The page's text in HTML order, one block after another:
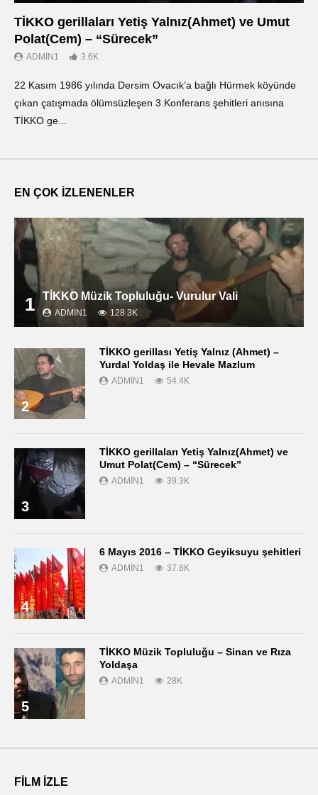
TİKKO gerillaları Yetiş Yalnız(Ahmet) ve Umut
Polat(Cem) – “Sürecek”
ADMIN1 3.6K
22 Kasım 1986 yılında Dersim Ovacık’a bağlı Hürmek köyünde
çıkan çatışmada ölümsüzleşen 3.Konferans şehitleri anısına
TİKKO ge...
EN ÇOK İZLENENLER
1 TİKKO Müzik Topluluğu- Vurulur Vali
ADMIN1 128.3K
2
TİKKO gerillası Yetiş Yalnız (Ahmet) –
Yurdal Yoldaş ile Hevale Mazlum
ADMIN1 54.4K
3
TİKKO gerillaları Yetiş Yalnız(Ahmet) ve
Umut Polat(Cem) – “Sürecek”
ADMIN1 39.3K
4
6 Mayıs 2016 – TİKKO Geyiksuyu şehitleri
ADMIN1 37.8K
5
TİKKO Müzik Topluluğu – Sinan ve Rıza
Yoldaşa
ADMIN1 28K
FILM IZLE